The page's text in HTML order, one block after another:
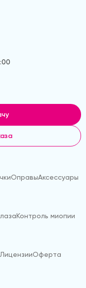
ОправыАксессуары
Контроль миопии
ЛицензииОферта